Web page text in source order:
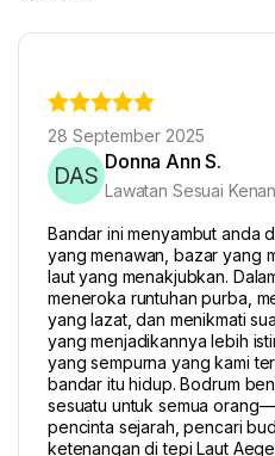
28 September 2025
DAS
Donna Ann S.
Lawatan Sesuai
Bandar ini menyambut anda
yang menawan, bazar yang
laut yang menakjubkan.
meneroka runtuhan purba,
yang lazat, dan menikmati
yang menjadikannya lebih
yang sempurna yang kami
bandar itu hidup. Bodrum
sesuatu untuk semua
pencinta sejarah, pencari
ketenangan di tepi Laut